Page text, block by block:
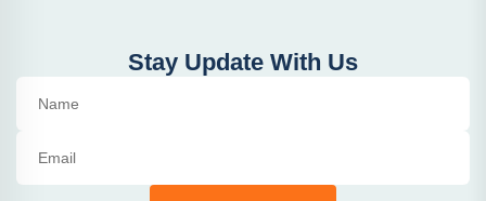
Stay Update With Us